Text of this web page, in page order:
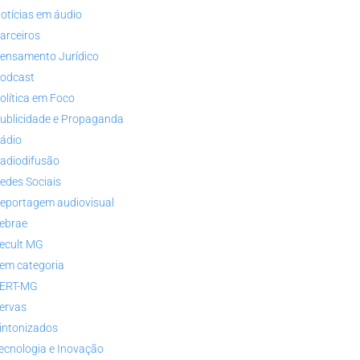
em áudio
Jurídico
em Foco
e Propaganda
Sociais
audiovisual
MG
categoria
MG
e Inovação